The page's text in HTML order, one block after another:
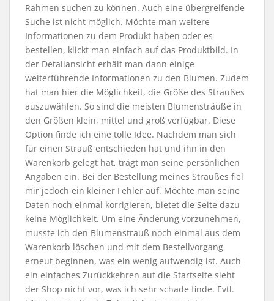
Rahmen suchen zu können. Auch eine übergreifende
Suche ist nicht möglich. Möchte man weitere
Informationen zu dem Produkt haben oder es
bestellen, klickt man einfach auf das Produktbild. In
der Detailansicht erhält man dann einige
weiterführende Informationen zu den Blumen. Zudem
hat man hier die Möglichkeit, die Größe des Straußes
auszuwählen. So sind die meisten Blumensträuße in
den Größen klein, mittel und groß verfügbar. Diese
Option finde ich eine tolle Idee. Nachdem man sich
für einen Strauß entschieden hat und ihn in den
Warenkorb gelegt hat, trägt man seine persönlichen
Angaben ein. Bei der Bestellung meines Straußes fiel
mir jedoch ein kleiner Fehler auf. Möchte man seine
Daten noch einmal korrigieren, bietet die Seite dazu
keine Möglichkeit. Um eine Änderung vorzunehmen,
musste ich den Blumenstrauß noch einmal aus dem
Warenkorb löschen und mit dem Bestellvorgang
erneut beginnen, was ein wenig aufwendig ist. Auch
ein einfaches Zurückkehren auf die Startseite sieht
der Shop nicht vor, was ich sehr schade finde. Evtl.